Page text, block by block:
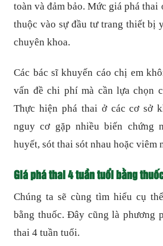
toàn và đảm bảo. Mức giá phá thai
thuộc vào sự đầu tư trang thiết bị
chuyên khoa.
Các bác sĩ khuyến cáo chị em
vấn đề chi phí mà cần lựa chọn
Thực hiện phá thai ở các cơ sở
nguy cơ gặp nhiều biến chứng
huyết, sót thai sót nhau hoặc viêm
Giá phá thai 4 tuần tuổi bằng
Chúng ta sẽ cùng tìm hiểu cụ
bằng thuốc. Đây cũng là phương
thai 4 tuần tuổi.